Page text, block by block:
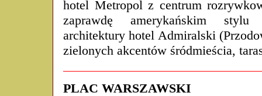
hotel Metropol z centrum
zaprawdę amerykańskim stylu
architektury hotel Admiralski
zielonych akcentów śródmieścia,
PLAC WARSZAWSKI